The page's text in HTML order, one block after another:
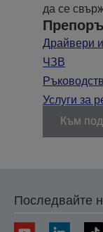
да се
Драйвери
ЧЗВ
Услуги за
Към
Последвайте